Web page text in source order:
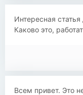
Интересная статья
Каково это,
Всем привет. Это